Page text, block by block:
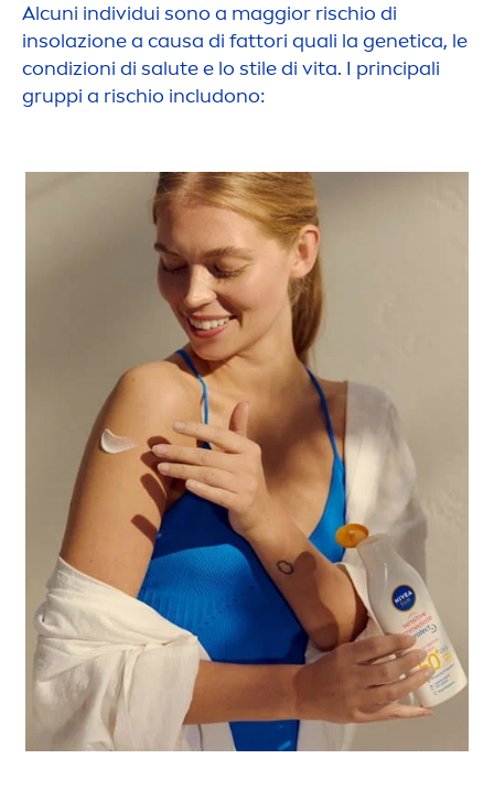
Alcuni individui sono a maggior rischio di
insolazione a causa di fattori quali la genetica, le
condizioni di salute e lo stile di vita. I principali
gruppi a rischio includono: